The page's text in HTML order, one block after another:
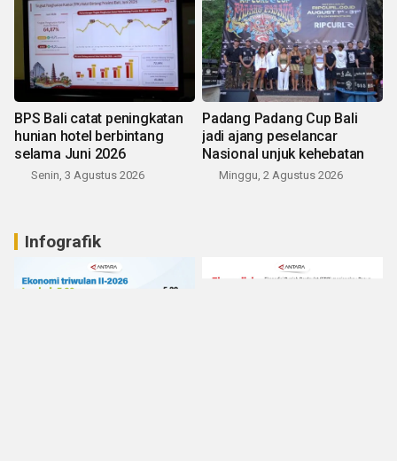
BPS Bali catat peningkatan
hunian hotel berbintang
selama Juni 2026
Senin, 3 Agustus 2026
Padang Padang Cup Bali
jadi ajang peselancar
Nasional unjuk kehebatan
Minggu, 2 Agustus 2026
Infografik